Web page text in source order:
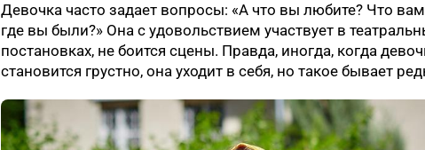
Девочка часто задает вопросы: «А что вы любите? Что
где вы были?» Она с удовольствием участвует в
постановках, не боится сцены. Правда, иногда, когда
становится грустно, она уходит в себя, но такое бывает